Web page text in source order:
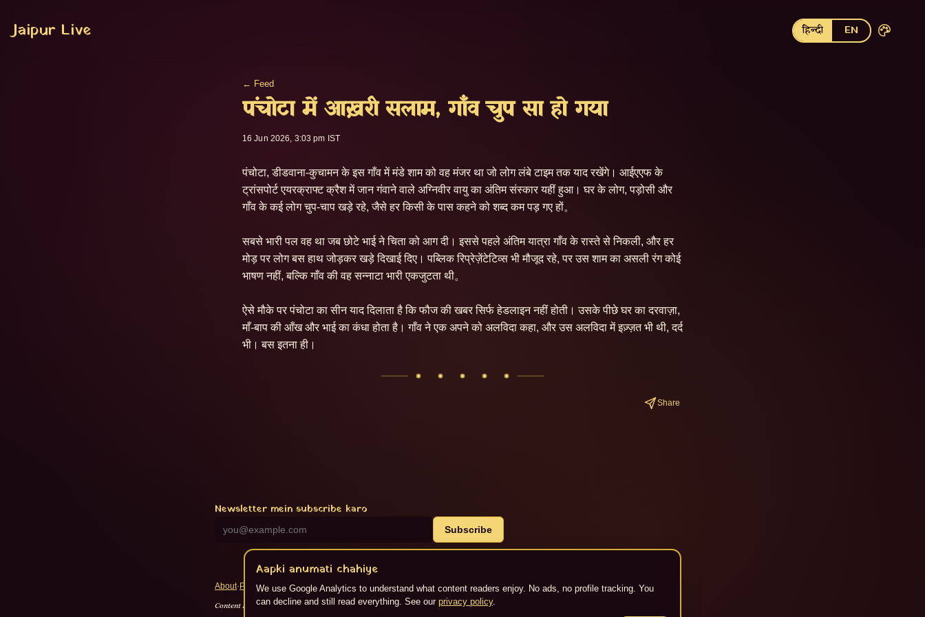
Jaipur Live हिन्दी EN
← Feed
पंचोटा में आख़री सलाम, गाँव चुप सा हो गया
16 Jun 2026, 3:03 pm IST
पंचोटा, डीडवाना-कुचामन के इस गाँव में मंडे शाम को वह मंजर था जो लोग लंबे टाइम तक याद रखेंगे। आईएएफ के
ट्रांसपोर्ट एयरक्राफ्ट क्रैश में जान गंवाने वाले अग्निवीर वायु का अंतिम संस्कार यहीं हुआ। घर के लोग, पड़ोसी और
गाँव के कई लोग चुप-चाप खड़े रहे, जैसे हर किसी के पास कहने को शब्द कम पड़ गए हों。
सबसे भारी पल वह था जब छोटे भाई ने चिता को आग दी। इससे पहले अंतिम यात्रा गाँव के रास्ते से निकली, और हर
मोड़ पर लोग बस हाथ जोड़कर खड़े दिखाई दिए। पब्लिक रिप्रेज़ेंटेटिव्स भी मौजूद रहे, पर उस शाम का असली रंग कोई
भाषण नहीं, बल्कि गाँव की वह सन्नाटा भारी एकजुटता थी。
ऐसे मौके पर पंचोटा का सीन याद दिलाता है कि फौज की खबर सिर्फ हेडलाइन नहीं होती। उसके पीछे घर का दरवाज़ा,
माँ-बाप की आँख और भाई का कंधा होता है। गाँव ने एक अपने को अलविदा कहा, और उस अलविदा में इज़्ज़त भी थी, दर्द
भी। बस इतना ही।
Share
Newsletter mein subscribe karo
Subscribe
About· Privacy· Terms·RSS
Content Flikspace AI dwara generate kiya gaya hai. © 2026Jaipur Live.
Aapki anumati chahiye
We use Google Analytics to understand what content readers enjoy. No ads, no profile tracking. You
can decline and still read everything. See our privacy policy.